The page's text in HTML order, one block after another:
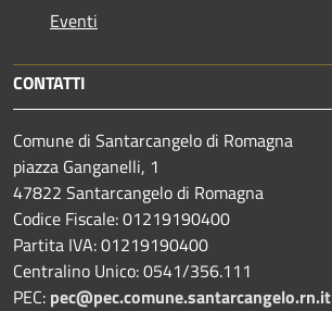
Eventi
CONTATTI
Comune di Santarcangelo di Romagna
piazza Ganganelli, 1
47822 Santarcangelo di Romagna
Codice Fiscale: 01219190400
Partita IVA: 01219190400
Centralino Unico: 0541/356.111
PEC: pec@pec.comune.santarcangelo.rn.it